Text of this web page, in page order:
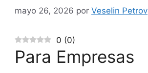
mayo 26, 2026 por Veselin Petrov
0 (0)
Para Empresas